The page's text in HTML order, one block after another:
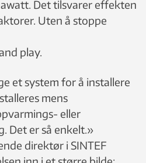
Det tilsvarer effekten
Uten å stoppe
play.
et system for å installere
mens
eller
Det er så enkelt.»
direktør i SINTEF